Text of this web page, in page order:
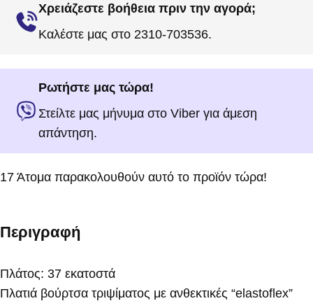
Χρειάζεστε βοήθεια πριν την αγορά;
Καλέστε μας στο 2310-703536.
Ρωτήστε μας τώρα!
Στείλτε μας μήνυμα στο Viber για άμεση
απάντηση.
17 Άτομα παρακολουθούν αυτό το προϊόν τώρα!
Περιγραφή
Πλάτος: 37 εκατοστά
Πλατιά βούρτσα τριψίματος με ανθεκτικές “elastoflex”